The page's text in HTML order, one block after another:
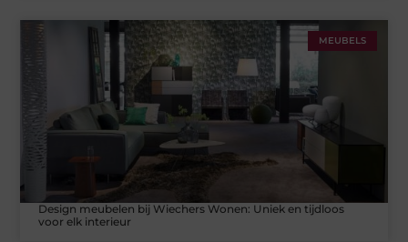
MEUBELS
Design meubelen bij Wiechers Wonen: Uniek en tijdloos
voor elk interieur